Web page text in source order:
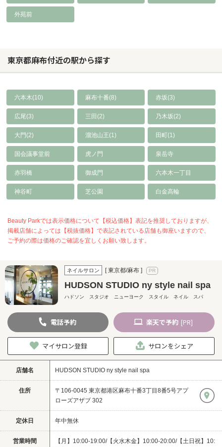
外苑前
東京都麻布付近の駅から探す
六本木(10) 麻布十番(8) 赤坂(3)
広尾(3) 三田(2) 乃木坂(2)
大門(2) 溜池山王(1) 田町(1)
国会議事堂前 虎ノ門 泉岳寺
赤羽橋 御成門 六本木一丁目
神谷町 芝公園 白金高輪
Beauty Parkでは表示価格について【税込価格】表記を推奨しておりますが、
掲載店舗によっては【税抜価格】で表記されている店舗も御座いますので、
ご予約の際は価格のご確認を宜しくお願い致します。
ネイルサロン [ 東京都/麻布 ]
HUDSON STUDIO ny style nail spa
ハドソン スタジオ ニューヨーク スタイル ネイル スパ
電話予約 楽天で予約 [PR]
マイサロン登録 サロンをシェア
店舗名 HUDSON STUDIO ny style nail spa
住所
〒106-0045 東京都港区麻布十番3丁目8番5号アプ
ローズアザブ 302
定休日 年中無休
営業時間
【月】10:00-19:00/【火水木金】10:00-20:00/【土日祝】10: